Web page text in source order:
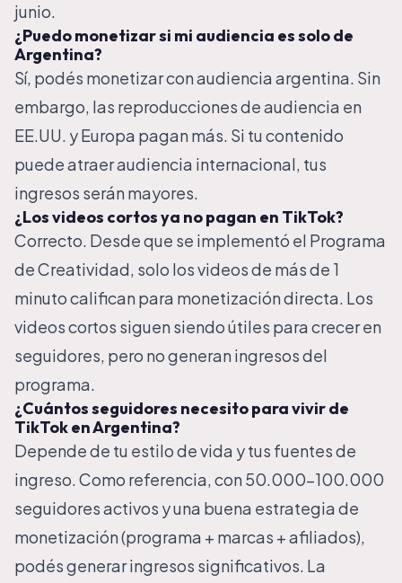
junio.
¿Puedo monetizar si mi audiencia es solo de
Argentina?
Sí, podés monetizar con audiencia argentina. Sin
embargo, las reproducciones de audiencia en
EE.UU. y Europa pagan más. Si tu contenido
puede atraer audiencia internacional, tus
ingresos serán mayores.
¿Los videos cortos ya no pagan en TikTok?
Correcto. Desde que se implementó el Programa
de Creatividad, solo los videos de más de 1
minuto califican para monetización directa. Los
videos cortos siguen siendo útiles para crecer en
seguidores, pero no generan ingresos del
programa.
¿Cuántos seguidores necesito para vivir de
TikTok en Argentina?
Depende de tu estilo de vida y tus fuentes de
ingreso. Como referencia, con 50.000-100.000
seguidores activos y una buena estrategia de
monetización (programa + marcas + afiliados),
podés generar ingresos significativos. La